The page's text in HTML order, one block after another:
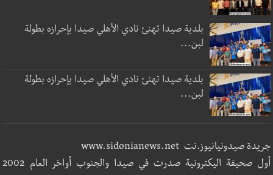
بلدية صيدا تهنئ نادي الأهلي صيدا بإحرازه بطولة
لبن...
بلدية صيدا تهنئ نادي الأهلي صيدا بإحرازه بطولة
لبن...
جريدة صيدونيانيوز.نت www.sidonianews.net
أول صحيفة اليكترونية صدرت في صيدا والجنوب أواخر العام 2002